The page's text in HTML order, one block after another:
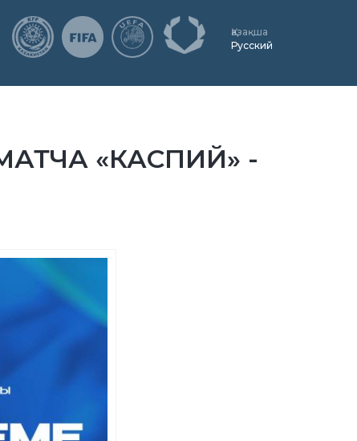
Қазақша
Русский
«КАСПИЙ» -